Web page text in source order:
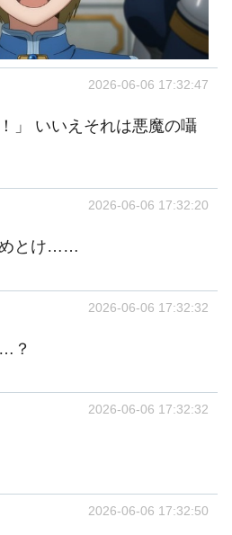
2026-06-06 17:32:47
」 いいえそれは悪魔の囁
2026-06-06 17:32:20
めとけ……
2026-06-06 17:32:32
？
2026-06-06 17:32:32
2026-06-06 17:32:50